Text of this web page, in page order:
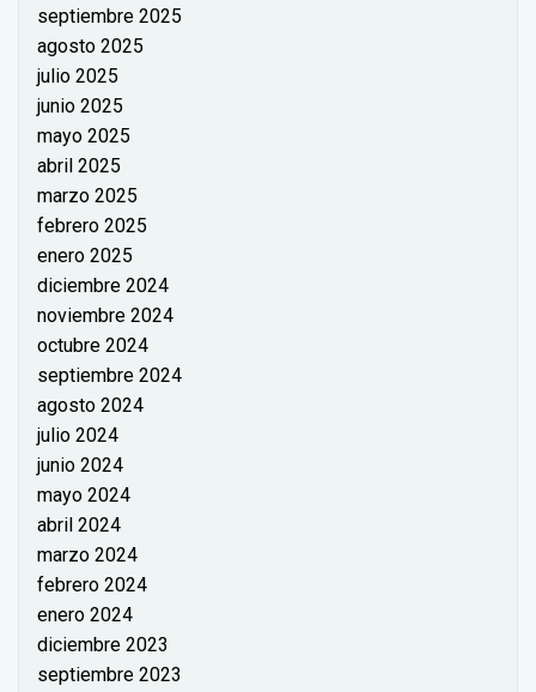
septiembre 2025
agosto 2025
julio 2025
junio 2025
mayo 2025
abril 2025
marzo 2025
febrero 2025
enero 2025
diciembre 2024
noviembre 2024
octubre 2024
septiembre 2024
agosto 2024
julio 2024
junio 2024
mayo 2024
abril 2024
marzo 2024
febrero 2024
enero 2024
diciembre 2023
septiembre 2023